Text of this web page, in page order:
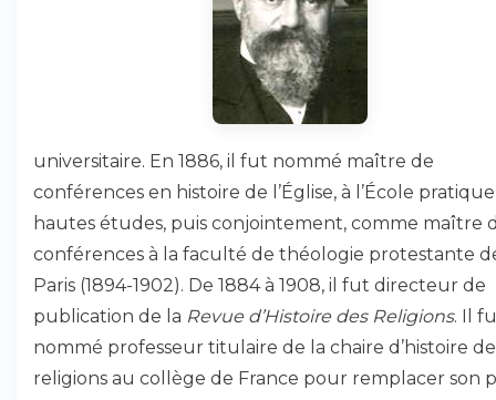
universitaire. En 1886, il fut nommé maître de
conférences en histoire de l’Église, à l’École
hautes études, puis conjointement, comme maître
conférences à la faculté de théologie protestante
Paris (1894-1902). De 1884 à 1908, il fut directeur de
publication de la Revue d’Histoire des Religions. Il
nommé professeur titulaire de la chaire d’histoire
religions au collège de France pour remplacer son